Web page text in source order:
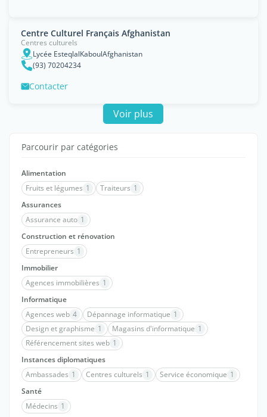
Centre Culturel Français Afghanistan
Centres culturels
Lycée EsteqlalKaboulAfghanistan
(93) 70204234
Contacter
Voir plus
Parcourir par catégories
Alimentation
Fruits et légumes 1 Traiteurs 1
Assurances
Assurance auto 1
Construction et rénovation
Entrepreneurs 1
Immobilier
Agences immobilières 1
Informatique
Agences web 4 Dépannage informatique 1
Design et graphisme 1 Magasins d'informatique 1
Référencement sites web 1
Instances diplomatiques
Ambassades 1 Centres culturels 1 Service économique 1
Santé
Médecins 1